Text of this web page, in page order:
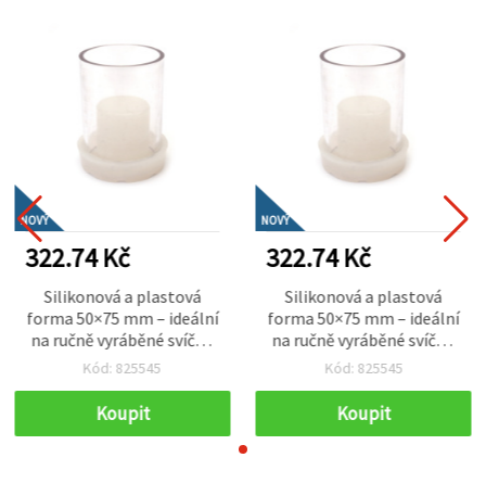
NOVÝ
322.74 Kč
Silikonová a plastová
forma 50×75 mm – ideální
na ručně vyráběné svíčky,
mýdla a kreativní tvoření
Kód: 825545
Koupit
NOVÝ
322.74 Kč
Silikonová a plastová
forma 50×75 mm – ideální
na ručně vyráběné svíčky,
mýdla a kreativní tvoření
Kód: 825545
Koupit